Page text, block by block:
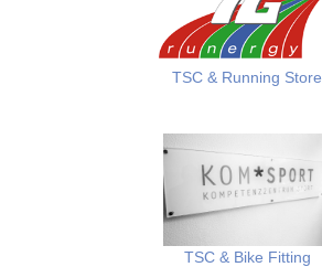
TSC & Running Store
TSC & Bike Fitting